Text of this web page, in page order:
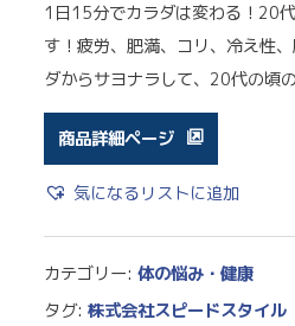
1日15分でカラダは変わる！20
す！疲労、肥満、コリ、冷え性
ダからサヨナラして、20代の頃
商品詳細ページ
気になるリストに追加
カテゴリー: 体の悩み・健康
タグ: 株式会社スピードスタイル